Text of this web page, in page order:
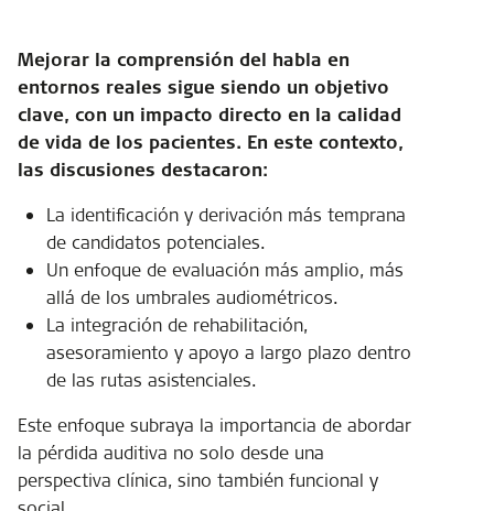
Mejorar la comprensión del habla en
entornos reales sigue siendo un objetivo
clave, con un impacto directo en la calidad
de vida de los pacientes. En este contexto,
las discusiones destacaron:
La identificación y derivación más temprana
de candidatos potenciales.
Un enfoque de evaluación más amplio, más
allá de los umbrales audiométricos.
La integración de rehabilitación,
asesoramiento y apoyo a largo plazo dentro
de las rutas asistenciales.
Este enfoque subraya la importancia de abordar
la pérdida auditiva no solo desde una
perspectiva clínica, sino también funcional y